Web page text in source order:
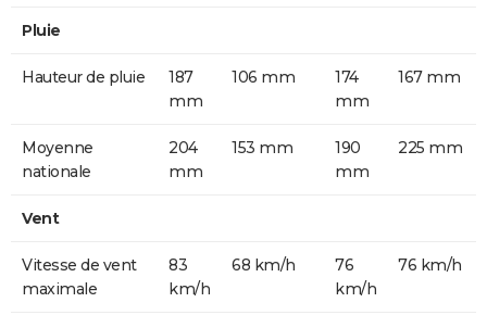
Pluie
Hauteur de pluie
187
mm
106 mm
174
mm
167 mm
Moyenne
nationale
204
mm
153 mm
190
mm
225 mm
Vent
Vitesse de vent
maximale
83
km/h
68 km/h
76
km/h
76 km/h